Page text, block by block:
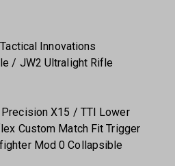
Innovations
/ JW2 Ultralight Rifle
X15 / TTI Lower
Custom Match Fit Trigger
Mod 0 Collapsible